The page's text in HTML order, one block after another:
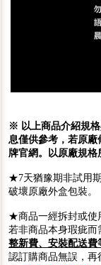
※ 以上商品介紹規
息僅供參考，若原
牌官網。以原廠規格
★7天猶豫期非試用
破壞原廠外盒包裝。
★商品一經拆封或使
若非商品本身瑕疵而
整新費、安裝配送費
認訂購商品無誤，